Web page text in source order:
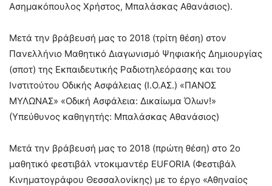
Ασημακόπουλος Χρήστος, Μπαλάσκας Αθανάσιος).
Μετά την βράβευσή μας το 2018 (τρίτη θέση) στον
Πανελλήνιο Μαθητικό Διαγωνισμό Ψηφιακής Δημιουργίας
(σποτ) της Εκπαιδευτικής Ραδιοτηλεόρασης και του
Ινστιτούτου Οδικής Ασφάλειας (Ι.Ο.ΑΣ.) «ΠΑΝΟΣ
ΜΥΛΩΝΑΣ» «Οδική Ασφάλεια: Δικαίωμα Όλων!»
(Υπεύθυνος καθηγητής: Μπαλάσκας Αθανάσιος)
Μετά την βράβευσή μας το 2018 (πρώτη θέση) στο 2o
μαθητικό φεστιβάλ ντοκιμαντέρ EUFORIA (Φεστιβάλ
Κινηματογράφου Θεσσαλονίκης) με το έργο «Αθηναίος